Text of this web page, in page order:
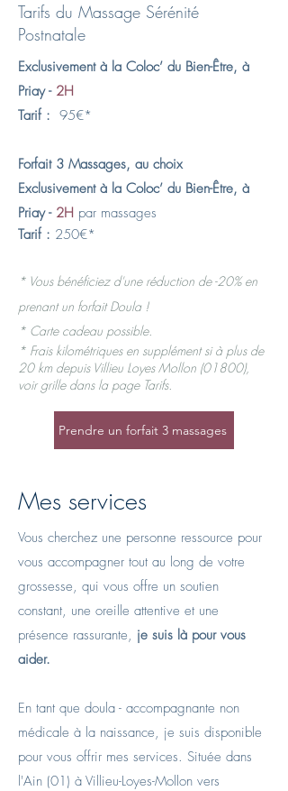
Tarifs du Massage Sérénité
Postnatale
Exclusivement à la Coloc’ du Bien-Être, à
Priay - 2H
Tarif : 95€*
Forfait 3 Massages, au choix
Exclusivement à la Coloc’ du Bien-Être, à
Priay - 2H par massages
Tarif : 250€*
* Vous bénéficiez d'une réduction de -20% en
prenant un forfait Doula !
* Carte cadeau possible.​
* Frais kilométriques en supplément si à plus de
20 km depuis Villieu Loyes Mollon (01800),
voir grille dansla page Tarifs.
Prendre un forfait 3 massages
Mes services
Vous cherchez une personne ressource pour
vous accompagner tout au long de votre
grossesse, qui vous offre un soutien
constant, une oreille attentive et une
présence rassurante, je suis là pour vous
aider.
En tant que doula - accompagnante non
médicale à la naissance, je suis disponible
pour vous offrir mes services. Située dans
l'Ain (01) à Villieu-Loyes-Mollon vers